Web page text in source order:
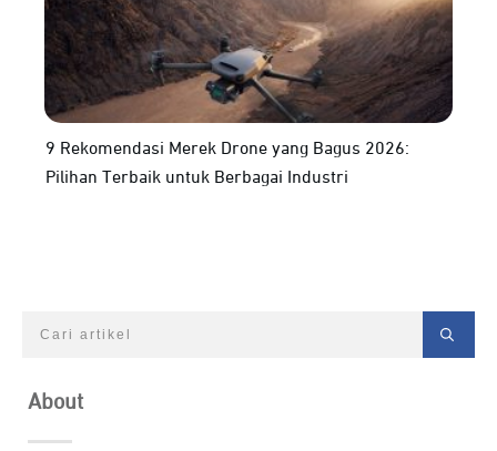
9 Rekomendasi Merek Drone yang Bagus 2026:
Pilihan Terbaik untuk Berbagai Industri
About